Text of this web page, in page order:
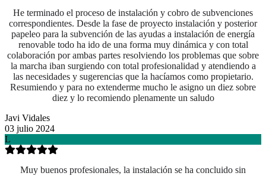
He terminado el proceso de instalación y cobro de subvenciones
correspondientes. Desde la fase de proyecto instalación y posterior
papeleo para la subvención de las ayudas a instalación de energía
renovable todo ha ido de una forma muy dinámica y con total
colaboración por ambas partes resolviendo los problemas que sobre
la marcha iban surgiendo con total profesionalidad y atendiendo a
las necesidades y sugerencias que la hacíamos como propietario.
Resumiendo y para no extenderme mucho le asigno un diez sobre
diez y lo recomiendo plenamente un saludo
Javi Vidales
03 julio 2024
L
Muy buenos profesionales, la instalación se ha concluido sin